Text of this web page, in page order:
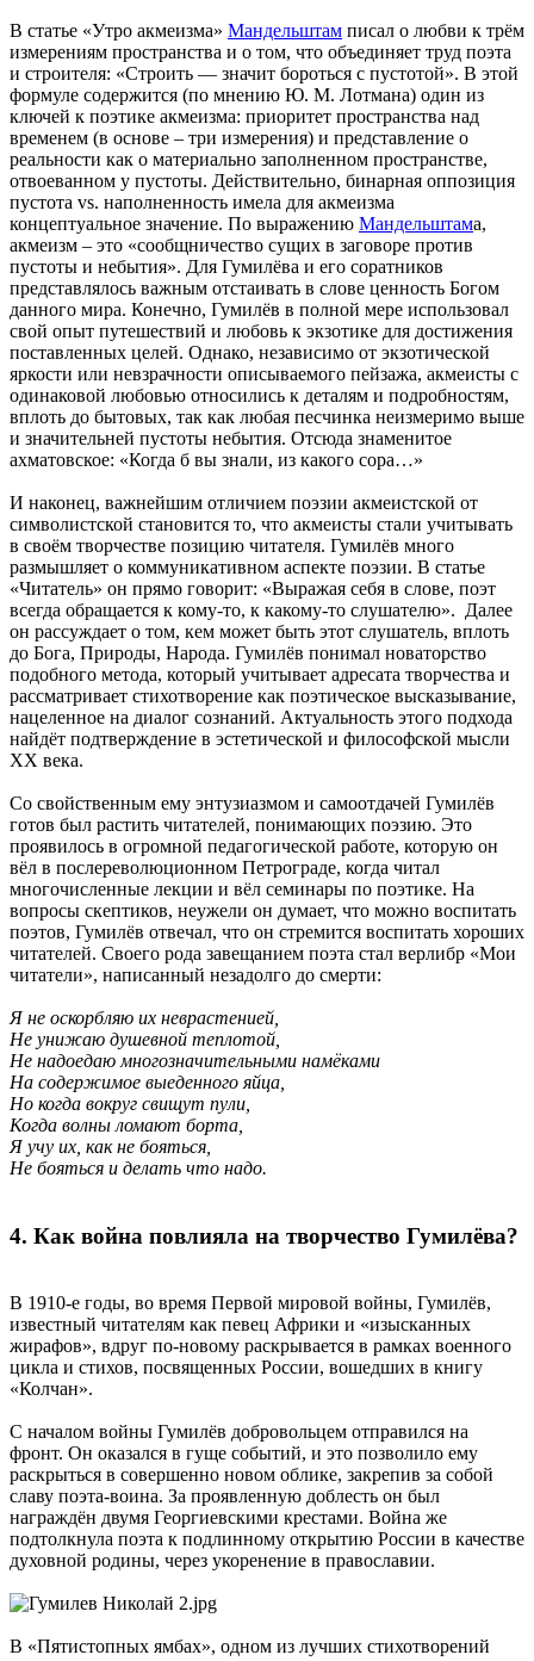
В статье «Утро акмеизма» Мандельштам писал о любви к трём
измерениям пространства и о том, что объединяет труд поэта
и строителя: «Строить — значит бороться с пустотой». В этой
формуле содержится (по мнению Ю. М. Лотмана) один из
ключей к поэтике акмеизма: приоритет пространства над
временем (в основе – три измерения) и представление о
реальности как о материально заполненном пространстве,
отвоеванном у пустоты. Действительно, бинарная оппозиция
пустота vs. наполненность имела для акмеизма
концептуальное значение. По выражению Мандельштама,
акмеизм – это «сообщничество сущих в заговоре против
пустоты и небытия». Для Гумилёва и его соратников
представлялось важным отстаивать в слове ценность Богом
данного мира. Конечно, Гумилёв в полной мере использовал
свой опыт путешествий и любовь к экзотике для достижения
поставленных целей. Однако, независимо от экзотической
яркости или невзрачности описываемого пейзажа, акмеисты с
одинаковой любовью относились к деталям и подробностям,
вплоть до бытовых, так как любая песчинка неизмеримо выше
и значительней пустоты небытия. Отсюда знаменитое
ахматовское: «Когда б вы знали, из какого сора…»
И наконец, важнейшим отличием поэзии акмеистской от
символистской становится то, что акмеисты стали учитывать
в своём творчестве позицию читателя. Гумилёв много
размышляет о коммуникативном аспекте поэзии. В статье
«Читатель» он прямо говорит: «Выражая себя в слове, поэт
всегда обращается к кому-то, к какому-то слушателю». Далее
он рассуждает о том, кем может быть этот слушатель, вплоть
до Бога, Природы, Народа. Гумилёв понимал новаторство
подобного метода, который учитывает адресата творчества и
рассматривает стихотворение как поэтическое высказывание,
нацеленное на диалог сознаний. Актуальность этого подхода
найдёт подтверждение в эстетической и философской мысли
ХХ века.
Со свойственным ему энтузиазмом и самоотдачей Гумилёв
готов был растить читателей, понимающих поэзию. Это
проявилось в огромной педагогической работе, которую он
вёл в послереволюционном Петрограде, когда читал
многочисленные лекции и вёл семинары по поэтике. На
вопросы скептиков, неужели он думает, что можно воспитать
поэтов, Гумилёв отвечал, что он стремится воспитать хороших
читателей. Своего рода завещанием поэта стал верлибр «Мои
читатели», написанный незадолго до смерти:
Я не оскорбляю их неврастенией,
Не унижаю душевной теплотой,
Не надоедаю многозначительными намёками
На содержимое выеденного яйца,
Но когда вокруг свищут пули,
Когда волны ломают борта,
Я учу их, как не бояться,
Не бояться и делать что надо.
4. Как война повлияла на творчество Гумилёва?
В 1910-е годы, во время Первой мировой войны, Гумилёв,
известный читателям как певец Африки и «изысканных
жирафов», вдруг по-новому раскрывается в рамках военного
цикла и стихов, посвященных России, вошедших в книгу
«Колчан».
С началом войны Гумилёв добровольцем отправился на
фронт. Он оказался в гуще событий, и это позволило ему
раскрыться в совершенно новом облике, закрепив за собой
славу поэта-воина. За проявленную доблесть он был
награждён двумя Георгиевскими крестами. Война же
подтолкнула поэта к подлинному открытию России в качестве
духовной родины, через укоренение в православии.
В «Пятистопных ямбах», одном из лучших стихотворений